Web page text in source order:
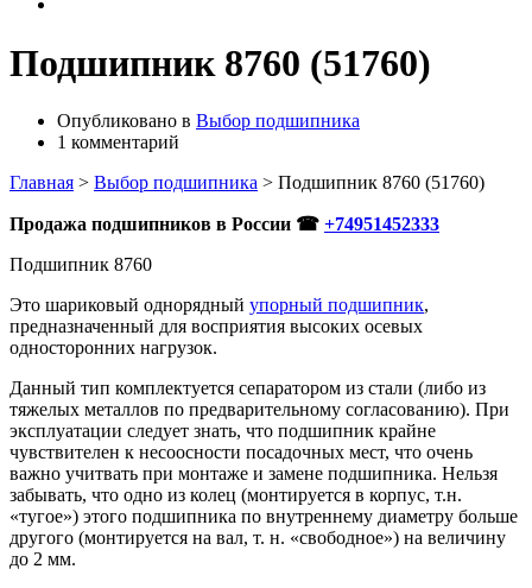
Подшипник 8760 (51760)
Опубликовано в Выбор подшипника
1 комментарий
Главная > Выбор подшипника > Подшипник 8760 (51760)
Продажа подшипников в России ☎ +74951452333
Подшипник 8760
Это шариковый однорядный упорный подшипник,
предназначенный для восприятия высоких осевых
односторонних нагрузок.
Данный тип комплектуется сепаратором из стали (либо из
тяжелых металлов по предварительному согласованию). При
эксплуатации следует знать, что подшипник крайне
чувствителен к несоосности посадочных мест, что очень
важно учитвать при монтаже и замене подшипника. Нельзя
забывать, что одно из колец (монтируется в корпус, т.н.
«тугое») этого подшипника по внутреннему диаметру больше
другого (монтируется на вал, т. н. «свободное») на величину
до 2 мм.